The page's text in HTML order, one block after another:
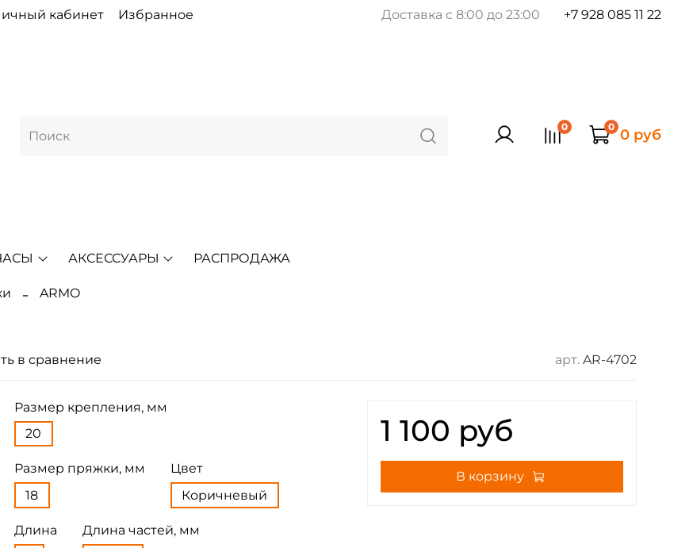
кабинет Избранное Доставка с 8:00 до 23:00 +7 928 085 11 22
0 0 0 руб
АКСЕССУАРЫ РАСПРОДАЖА
ARMO
в сравнение арт. AR-4702
Размер крепления, мм
20
Размер пряжки, мм
18
Цвет
Коричневый
Длина
Длина частей, мм
1 100 руб
В корзину